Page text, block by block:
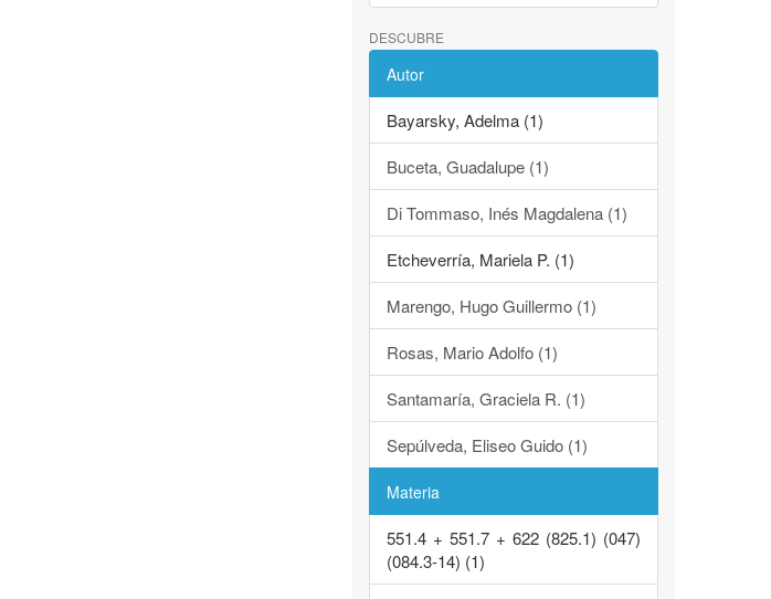
DESCUBRE
Autor
Bayarsky, Adelma (1)
Buceta, Guadalupe (1)
Di Tommaso, Inés Magdalena (1)
Etcheverría, Mariela P. (1)
Marengo, Hugo Guillermo (1)
Rosas, Mario Adolfo (1)
Santamaría, Graciela R. (1)
Sepúlveda, Eliseo Guido (1)
Materia
551.4 + 551.7 + 622 (825.1) (047)
(084.3-14) (1)